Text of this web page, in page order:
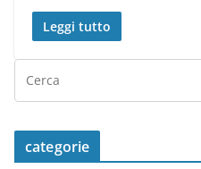
Leggi tutto
categorie